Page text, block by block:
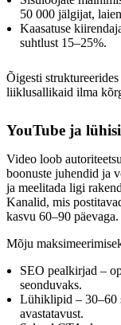
50 000 jälgijat,
Kaasatuse
suhtlust 15–25%.
Õigesti
liiklusallikaid ilma
YouTube ja
Video loob
boonuste juhendid ja
ja meelitada ligi
Kanalid, mis
kasvu 60–90 päevaga.
Mõju
SEO pealkirjad –
seonduvaks.
Lühiklipid – 30–60
avastatavust.